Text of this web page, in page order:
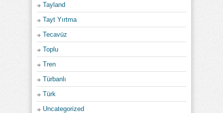
Tayland
Tayt Yırtma
Tecavüz
Toplu
Tren
Türbanlı
Türk
Uncategorized